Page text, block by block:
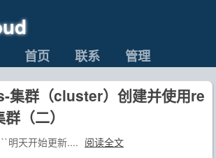
首页 联系 管理
集群（cluster）创建并使用re
（二）
明天开始更新.... 阅读全文